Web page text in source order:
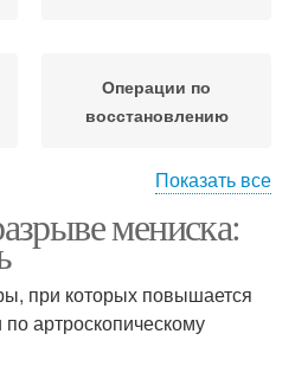
Операции по
восстановлению
Операции при разрыве
Показать все
мениска:
при которых повышается
артроскопическому